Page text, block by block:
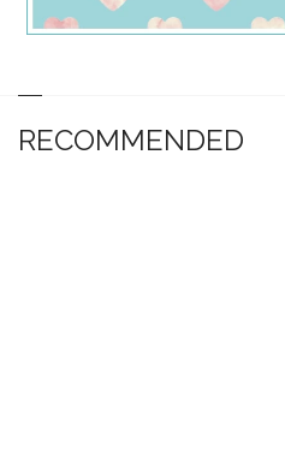
RECOMMENDED